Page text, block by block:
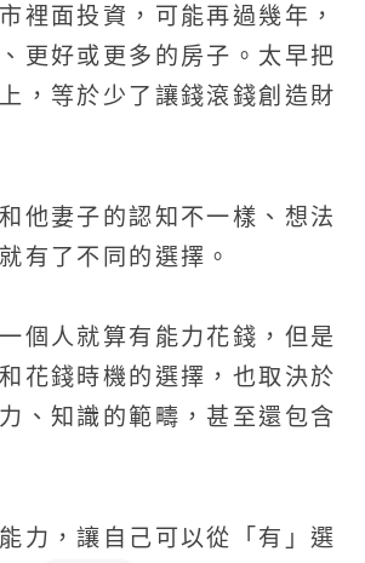
裡面投資，可能再過幾年，
更好或更多的房子。太早把
，等於少了讓錢滾錢創造財
他妻子的認知不一樣、想法
有了不同的選擇。
個人就算有能力花錢，但是
花錢時機的選擇，也取決於
、知識的範疇，甚至還包含
力，讓自己可以從「有」選